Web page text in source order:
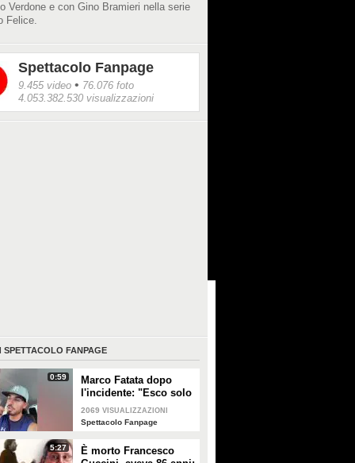
Verdone e con Gino Bramieri nella serie
Felice.
Spettacolo Fanpage
9.455 video • 76.076 foto
4.053.382.530 visualizzazioni
SPETTACOLO FANPAGE
0:59
Marco Fatata dopo
l'incidente: "Esco solo
di sera, i primi tempi
non riuscivo a
2069 VISUALIZZAZIONI
Spettacolo Fanpage
5:27
È morto Francesco